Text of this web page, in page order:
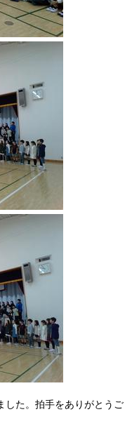
した。拍手をありがとうご